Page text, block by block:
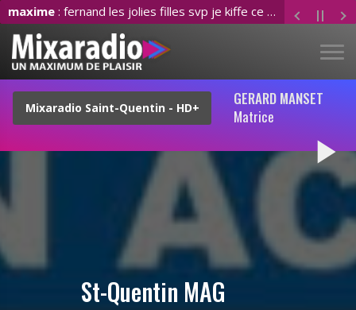
maxime : fernand les jolies filles svp je kiffe ce son
GERARD MANSET
Matrice
play_arrow
St-Quentin MAG